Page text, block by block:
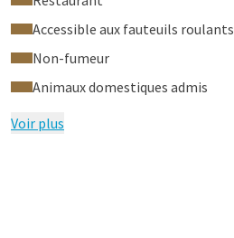
Accessible aux fauteuils roulants
Non-fumeur
Animaux domestiques admis
Voir plus